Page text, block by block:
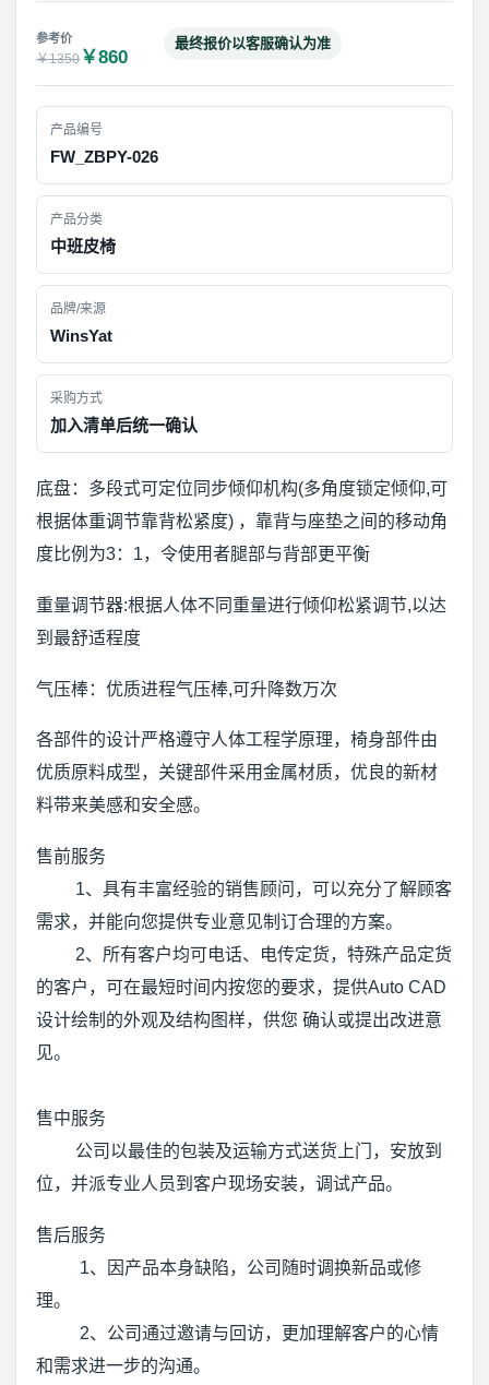
￥1350 ￥860
最终报价以客服确认为准
产品编号
FW_ZBPY-026
产品分类
中班皮椅
品牌/来源
WinsYat
采购方式
加入清单后统一确认
底盘：多段式可定位同步倾仰机构(多角度锁定倾仰,可
根据体重调节靠背松紧度) ，靠背与座垫之间的移动角
度比例为3：1，令使用者腿部与背部更平衡
重量调节器:根据人体不同重量进行倾仰松紧调节,以达
到最舒适程度
气压棒：优质进程气压棒,可升降数万次
各部件的设计严格遵守人体工程学原理，椅身部件由
优质原料成型，关键部件采用金属材质，优良的新材
料带来美感和安全感。
售前服务
1、具有丰富经验的销售顾问，可以充分了解顾客
需求，并能向您提供专业意见制订合理的方案。
2、所有客户均可电话、电传定货，特殊产品定货
的客户，可在最短时间内按您的要求，提供Auto CAD
设计绘制的外观及结构图样，供您 确认或提出改进意
见。
售中服务
公司以最佳的包装及运输方式送货上门，安放到
位，并派专业人员到客户现场安装，调试产品。
售后服务
1、因产品本身缺陷，公司随时调换新品或修
理。
2、公司通过邀请与回访，更加理解客户的心情
和需求进一步的沟通。